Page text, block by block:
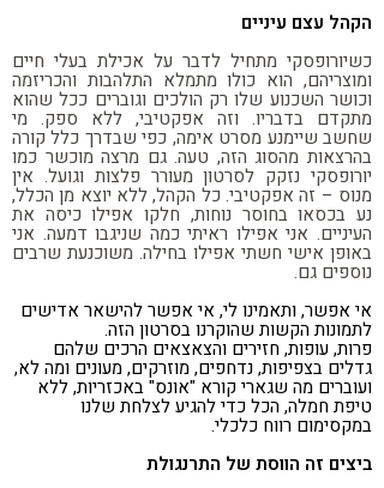
הקהל עצם עיניים
כשיורופסקי מתחיל לדבר על אכילת בעלי חיים
ומוצריהם, הוא כולו מתמלא התלהבות והכריזמה
וכושר השכנוע שלו רק הולכים וגוברים ככל שהוא
מתקדם בדבריו. וזה אפקטיבי, ללא ספק. מי
שחשב שיימנע מסרט אימה, כפי שבדרך כלל קורה
בהרצאות מהסוג הזה, טעה. גם מרצה מוכשר כמו
יורופסקי נזקק לסרטון מעורר פלצות וגועל. אין
מנוס – זה אפקטיבי. כל הקהל, ללא יוצא מן הכלל,
נע בכסאו בחוסר נוחות, חלקו אפילו כיסה את
העיניים. אני אפילו ראיתי כמה שניגבו דמעה. אני
באופן אישי חשתי אפילו בחילה. משוכנעת שרבים
נוספים גם.
אי אפשר, ותאמינו לי, אי אפשר להישאר אדישים
לתמונות הקשות שהוקרנו בסרטון הזה.
פרות, עופות, חזירים והצאצאים הרכים שלהם
גדלים בצפיפות, נדחפים, מוזרקים, מעונים ומה לא,
ועוברים מה שגארי קורא "אונס" באכזריות, ללא
טיפת חמלה, הכל כדי להגיע לצלחת שלנו
במקסימום רווח כלכלי.
ביצים זה הווסת של התרנגולת